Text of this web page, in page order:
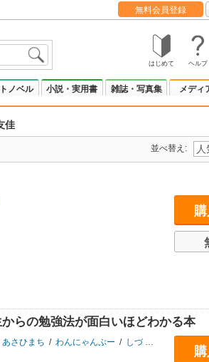
無料会員登録
はじめて ヘルプ
ノベル 小説・実用書 雑誌・写真集 メディ
佳
並べ替え:
らの勉強法が面白いほどわかる本
あさひまち / わんにゃんぷー / しづ /